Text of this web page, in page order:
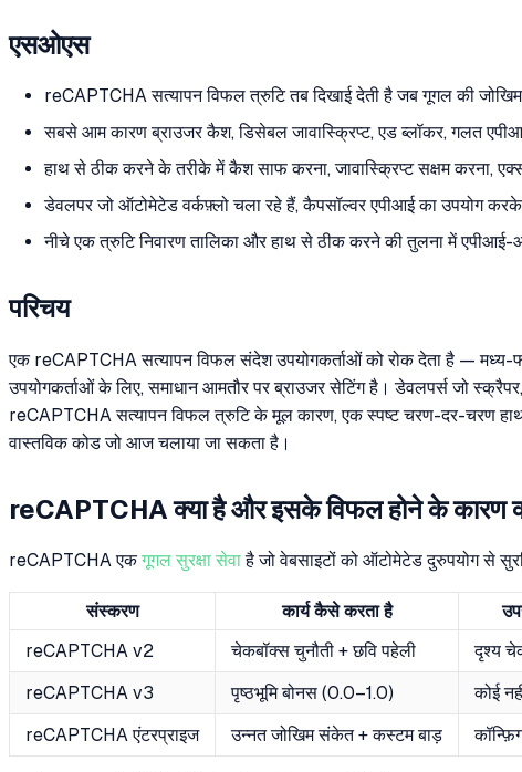
एसओएस
reCAPTCHA सत्यापन विफल त्रुटि तब दिखाई देती है जब गूगल की
सबसे आम कारण ब्राउजर कैश, डिसेबल जावास्क्रिप्ट, एड ब्लॉकर, गलत
हाथ से ठीक करने के तरीके में कैश साफ करना, जावास्क्रिप्ट सक्षम करना,
डेवलपर जो ऑटोमेटेड वर्कफ़्लो चला रहे हैं, कैपसॉल्वर एपीआई का उपयोग
नीचे एक त्रुटि निवारण तालिका और हाथ से ठीक करने की तुलना में
परिचय
एक reCAPTCHA सत्यापन विफल संदेश उपयोगकर्ताओं को रोक देता है — मध्य-
उपयोगकर्ताओं के लिए, समाधान आमतौर पर ब्राउजर सेटिंग है। डेवलपर्स जो
reCAPTCHA सत्यापन विफल त्रुटि के मूल कारण, एक स्पष्ट चरण-दर-चरण
वास्तविक कोड जो आज चलाया जा सकता है।
reCAPTCHA क्या है और इसके विफल होने के कारण
reCAPTCHA एकगूगल सुरक्षा सेवाहै जो वेबसाइटों को ऑटोमेटेड दुरुपयोग से
संस्करण कार्य कैसे करता है
reCAPTCHA v2
चेकबॉक्स चुनौती + छवि पहेली
दृश्य
reCAPTCHA v3
पृष्ठभूमि बोनस (0.0–1.0)
कोई
reCAPTCHA एंटरप्राइज
उन्नत जोखिम संकेत + कस्टम बाड़